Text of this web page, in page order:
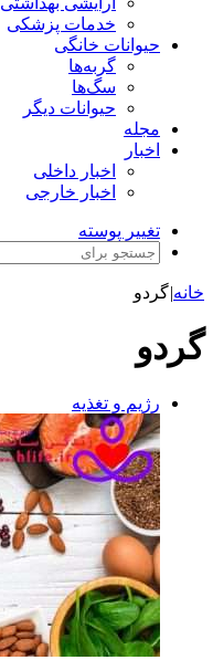
خدمات پزشکی
حیوانات خانگی
گربه‌ها
سگ‌ها
حیوانات دیگر
مجله
اخبار
اخبار داخلی
اخبار خارجی
تغییر پوسته
خانه|گردو
گردو
رژیم و تغذیه